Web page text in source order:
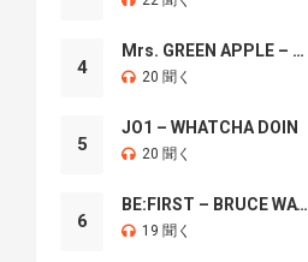
4
Mrs. GREEN APPLE – Brand New
20 聞く
5
JO1 – WHATCHA DOIN
20 聞く
6
BE:FIRST – BRUCE WAYNE
19 聞く